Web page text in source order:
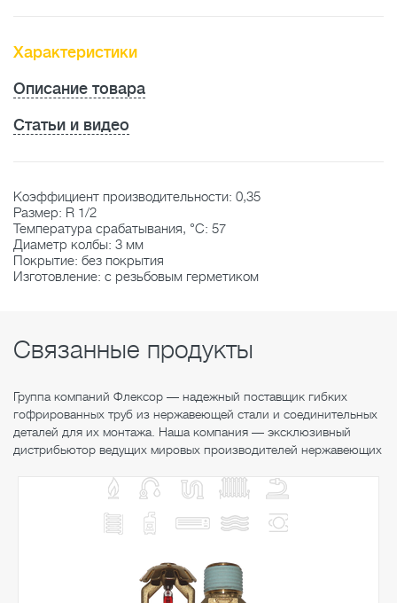
Характеристики
Описание товара
Статьи и видео
Коэффициент производительности: 0,35
Размер: R 1/2
Температура срабатывания, °C: 57
Диаметр колбы: 3 мм
Покрытие: без покрытия
Изготовление: с резьбовым герметиком
Связанные продукты
Группа компаний Флексор — надежный поставщик гибких
гофрированных труб из нержавеющей стали и соединительных
деталей для их монтажа. Наша компания — эксклюзивный
дистрибьютор ведущих мировых производителей нержавеющих